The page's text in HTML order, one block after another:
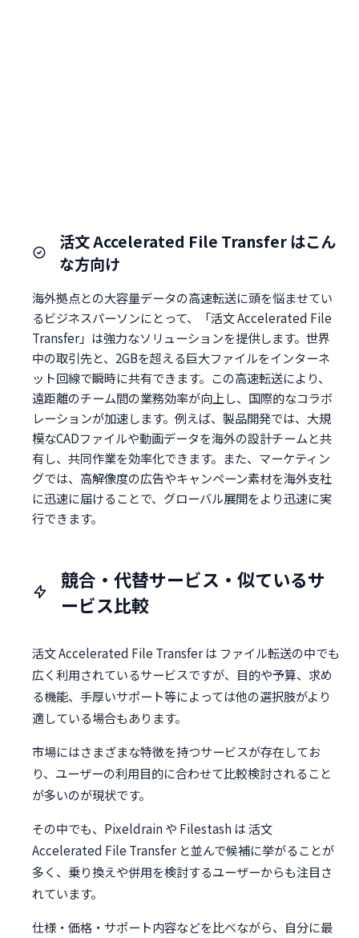
活文 Accelerated File Transfer はこん
な方向け
海外拠点との大容量データの高速転送に頭を悩ませてい
るビジネスパーソンにとって、「活文 Accelerated File
Transfer」は強力なソリューションを提供します。世界
中の取引先と、2GBを超える巨大ファイルをインターネ
ット回線で瞬時に共有できます。この高速転送により、
遠距離のチーム間の業務効率が向上し、国際的なコラボ
レーションが加速します。例えば、製品開発では、大規
模なCADファイルや動画データを海外の設計チームと共
有し、共同作業を効率化できます。また、マーケティン
グでは、高解像度の広告やキャンペーン素材を海外支社
に迅速に届けることで、グローバル展開をより迅速に実
行できます。
競合・代替サービス・似ているサ
ービス比較
活文 Accelerated File Transfer は ファイル転送の中でも
広く利用されているサービスですが、目的や予算、求め
る機能、手厚いサポート等によっては他の選択肢がより
適している場合もあります。
市場にはさまざまな特徴を持つサービスが存在してお
り、ユーザーの利用目的に合わせて比較検討されること
が多いのが現状です。
その中でも、Pixeldrain や Filestash は 活文
Accelerated File Transfer と並んで候補に挙がることが
多く、乗り換えや併用を検討するユーザーからも注目さ
れています。
仕様・価格・サポート内容などを比べながら、自分に最